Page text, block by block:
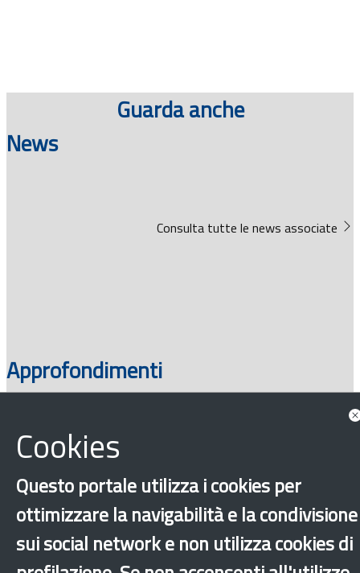
Guarda anche
News
Consulta tutte le news associate
Approfondimenti
×
Cookies
Questo portale utilizza i cookies per
ottimizzare la navigabilità e la condivisione
sui social network e non utilizza cookies di